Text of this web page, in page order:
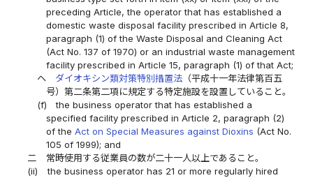
preceding Article, the operator that has established a
domestic waste disposal facility prescribed in Article 8,
paragraph (1) of the Waste Disposal and Cleaning Act
(Act No. 137 of 1970) or an industrial waste management
facility prescribed in Article 15, paragraph (1) of that Act;
ヘ
ダイオキシン類対策特別措置法（平成十一年法律第百五
号）第二条第二項に規定する特定施設を設置していること。
(f)
the business operator that has established a
specified facility prescribed in Article 2, paragraph (2)
of the Act on Special Measures against Dioxins (Act No.
105 of 1999); and
二
常時使用する従業員の数が二十一人以上であること。
(ii)
the business operator has 21 or more regularly hired